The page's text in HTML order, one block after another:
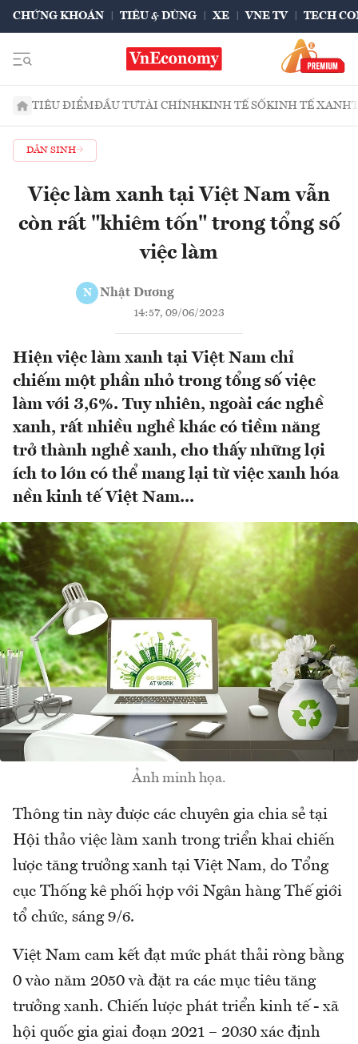
CHỨNG KHOÁN TIÊU & DÙNG XE VNE TV TECH
TIÊU ĐIỂMĐẦU TƯTÀI CHÍNHKINH TẾ SỐKINH TẾ XANH
DÂN SINH
Việc làm xanh tại Việt Nam vẫn
còn rất "khiêm tốn" trong tổng số
việc làm
N Nhật Dương
14:57, 09/06/2023
Hiện việc làm xanh tại Việt Nam chỉ
chiếm một phần nhỏ trong tổng số việc
làm với 3,6%. ​Tuy nhiên, ngoài các nghề
xanh, rất nhiều nghề khác có tiềm năng
trở thành nghề xanh, cho thấy những lợi
ích to lớn có thể mang lại từ việc xanh hóa
nền kinh tế Việt Nam...
Ảnh minh họa.
Thông tin này được các chuyên gia chia sẻ tại
Hội thảo việc làm xanh trong triển khai chiến
lược tăng trưởng xanh tại Việt Nam, do Tổng
cục Thống kê phối hợp với Ngân hàng Thế giới
tổ chức, sáng 9/6.
Việt Nam cam kết đạt mức phát thải ròng bằng
0 vào năm 2050 và đặt ra các mục tiêu tăng
trưởng xanh. Chiến lược phát triển kinh tế - xã
hội quốc gia giai đoạn 2021 – 2030 xác định